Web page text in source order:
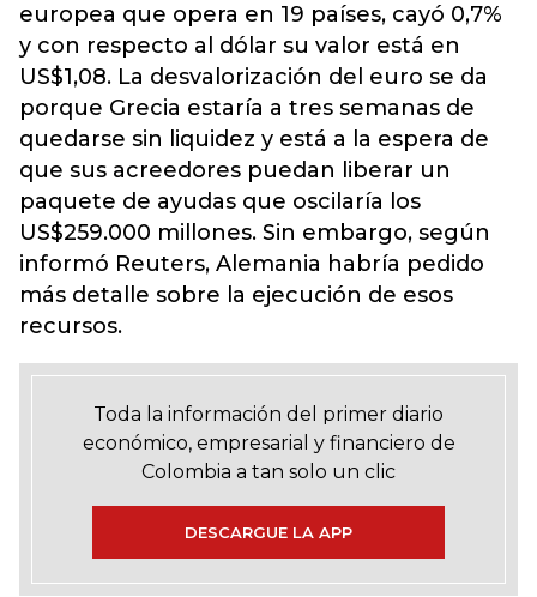
europea que opera en 19 países, cayó 0,7%
y con respecto al dólar su valor está en
US$1,08. La desvalorización del euro se da
porque Grecia estaría a tres semanas de
quedarse sin liquidez y está a la espera de
que sus acreedores puedan liberar un
paquete de ayudas que oscilaría los
US$259.000 millones. Sin embargo, según
informó Reuters, Alemania habría pedido
más detalle sobre la ejecución de esos
recursos.
Toda la información del primer diario
económico, empresarial y financiero de
Colombia a tan solo un clic
DESCARGUE LA APP